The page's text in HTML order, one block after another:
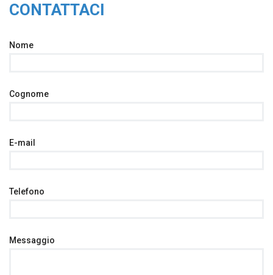
CONTATTACI
Nome
Cognome
E-mail
Telefono
Messaggio